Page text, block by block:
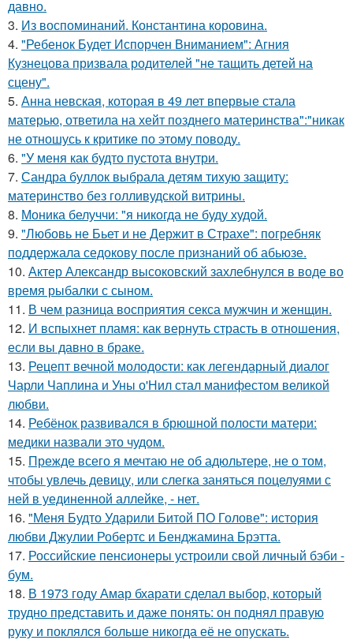
давно.
3. Из воспоминаний. Константина коровина.
4. "Ребенок Будет Испорчен Вниманием": Агния
Кузнецова призвала родителей "не тащить детей на
сцену".
5. Анна невская, которая в 49 лет впервые стала
матерью, ответила на хейт позднего материнства":"никак
не отношусь к критике по этому поводу.
6. "У меня как будто пустота внутри.
7. Сандра буллок выбрала детям тихую защиту:
материнство без голливудской витрины.
8. Моника белуччи: "я никогда не буду худой.
9. "Любовь не Бьет и не Держит в Страхе": погребняк
поддержала седокову после признаний об абьюзе.
10. Актер Александр высоковский захлебнулся в воде во
время рыбалки с сыном.
11. В чем разница восприятия секса мужчин и женщин.
12. И вспыхнет пламя: как вернуть страсть в отношения,
если вы давно в браке.
13. Рецепт вечной молодости: как легендарный диалог
Чарли Чаплина и Уны о'Нил стал манифестом великой
любви.
14. Ребёнок развивался в брюшной полости матери:
медики назвали это чудом.
15. Прежде всего я мечтаю не об адюльтере, не о том,
чтобы увлечь девицу, или слегка заняться поцелуями с
ней в уединенной аллейке, - нет.
16. "Меня Будто Ударили Битой ПО Голове": история
любви Джулии Робертс и Бенджамина Брэтта.
17. Российские пенсионеры устроили свой личный бэби -
бум.
18. В 1973 году Амар бхарати сделал выбор, который
трудно представить и даже понять: он поднял правую
руку и поклялся больше никогда её не опускать.